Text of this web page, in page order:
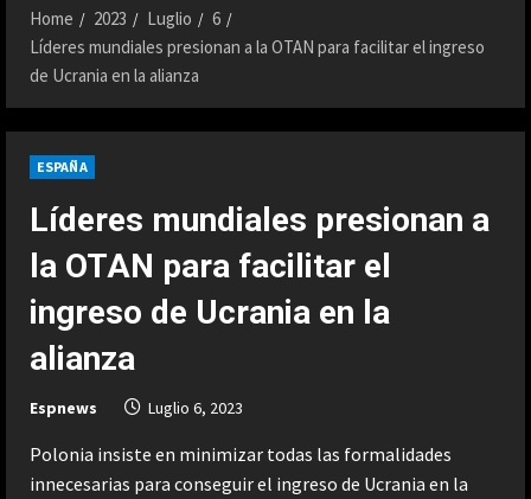
Home 2023 Luglio
6
Líderes mundiales presionan a la OTAN para facilitar el ingreso
de Ucrania en la alianza
ESPAÑA
Líderes mundiales presionan a
la OTAN para facilitar el
ingreso de Ucrania en la
alianza
Espnews Luglio 6, 2023
Polonia insiste en minimizar todas las formalidades
innecesarias para conseguir el ingreso de Ucrania en la